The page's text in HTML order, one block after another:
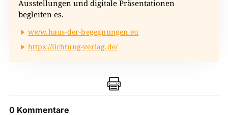
Ausstellungen und digitale Präsentationen
begleiten es.
www.haus-der-begegnungen.eu
https://lichtung-verlag.de/

0 Kommentare